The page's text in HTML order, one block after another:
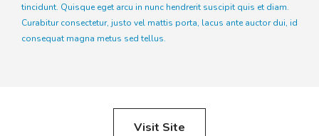
tincidunt. Quisque eget arcu in nunc hendrerit suscipit quis et diam.
Curabitur consectetur, justo vel mattis porta, lacus ante auctor dui, id
consequat magna metus sed tellus.
Visit Site